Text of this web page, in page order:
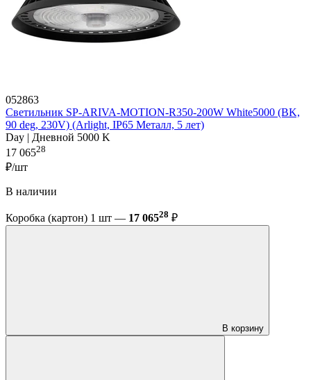
052863
Светильник SP-ARIVA-MOTION-R350-200W White5000 (BK,
90 deg, 230V) (Arlight, IP65 Металл, 5 лет)
Day | Дневной 5000 K
17 06528
₽/шт
В наличии
Коробка (картон) 1 шт — 17 06528 ₽
В корзину